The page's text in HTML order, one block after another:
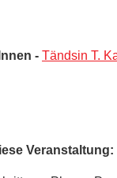
- Tändsin T.
Veranstaltung: